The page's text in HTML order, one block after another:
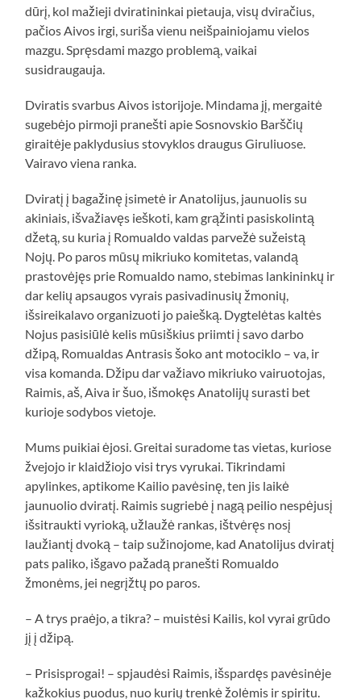
dūrį, kol mažieji dviratininkai pietauja, visų dviračius,
pačios Aivos irgi, suriša vienu neišpainiojamu vielos
mazgu. Spręsdami mazgo problemą, vaikai
susidraugauja.
Dviratis svarbus Aivos istorijoje. Mindama jį, mergaitė
sugebėjo pirmoji pranešti apie Sosnovskio Barščių
giraitėje paklydusius stovyklos draugus Giruliuose.
Vairavo viena ranka.
Dviratį į bagažinę įsimetė ir Anatolijus, jaunuolis su
akiniais, išvažiavęs ieškoti, kam grąžinti pasiskolintą
džetą, su kuria į Romualdo valdas parvežė sužeistą
Nojų. Po paros mūsų mikriuko komitetas, valandą
prastovėjęs prie Romualdo namo, stebimas lankininkų ir
dar kelių apsaugos vyrais pasivadinusių žmonių,
išsireikalavo organizuoti jo paiešką. Dygtelėtas kaltės
Nojus pasisiūlė kelis mūsiškius priimti į savo darbo
džipą, Romualdas Antrasis šoko ant motociklo – va, ir
visa komanda. Džipu dar važiavo mikriuko vairuotojas,
Raimis, aš, Aiva ir šuo, išmokęs Anatolijų surasti bet
kurioje sodybos vietoje.
Mums puikiai ėjosi. Greitai suradome tas vietas, kuriose
žvejojo ir klaidžiojo visi trys vyrukai. Tikrindami
apylinkes, aptikome Kailio pavėsinę, ten jis laikė
jaunuolio dviratį. Raimis sugriebė į nagą peilio nespėjusį
išsitraukti vyrioką, užlaužė rankas, ištvėręs nosį
laužiantį dvoką – taip sužinojome, kad Anatolijus dviratį
pats paliko, išgavo pažadą pranešti Romualdo
žmonėms, jei negrįžtų po paros.
– A trys praėjo, a tikra? – muistėsi Kailis, kol vyrai grūdo
jį į džipą.
– Prisisprogai! – spjaudėsi Raimis, išspardęs pavėsinėje
kažkokius puodus, nuo kurių trenkė žolėmis ir spiritu.